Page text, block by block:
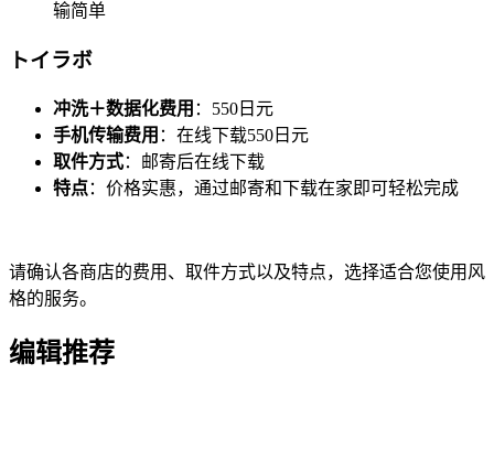
输简单
トイラボ
冲洗＋数据化费用 ：550日元
手机传输费用 ：在线下载550日元
取件方式：邮寄后在线下载
特点：价格实惠，通过邮寄和下载在家即可轻松完成
请确认各商店的费用、取件方式以及特点，选择适合您使用风
格的服务。
编辑推荐